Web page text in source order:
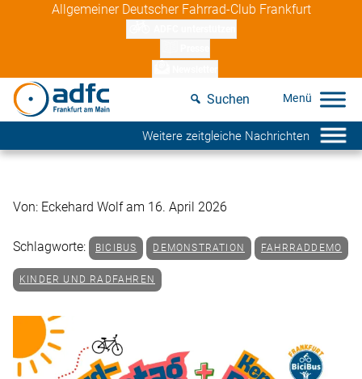
Allgemeiner Deutscher Fahrrad-Club Frankfurt
Suchen
Weitere zeitgleiche Nachrichten
Von: Eckehard Wolf am 16. April 2026
Schlagworte: BICIBUS DEMONSTRATION FAHRRADDEMO
KINDER UND RADFAHREN